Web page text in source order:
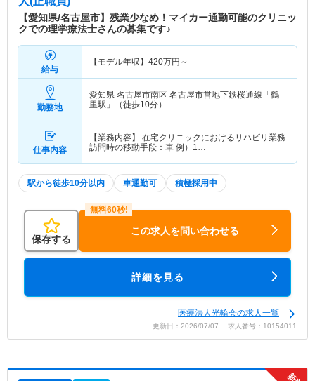
【愛知県/名古屋市】残業少なめ！マイカー通勤可能のクリニッ
クでの理学療法士さんの募集です♪
給与
【モデル年収】 420万円～
勤務地
愛知県 名古屋市南区 名古屋市営地下鉄桜通線「鶴
里駅」（徒歩10分）
仕事内容
【業務内容】 在宅クリニックにおけるリハビリ業務
訪問時の移動手段：車 例）1…
駅から徒歩10分以内 車通勤可 積極採用中
保存する
この求人を問い合わせる
詳細を見る
医療法人光輪会の求人一覧
更新日：2026/07/07 求人番号：10154011